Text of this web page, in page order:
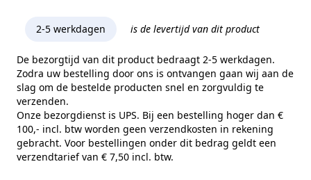
2-5 werkdagen is de levertijd van dit product
De bezorgtijd van dit product bedraagt 2-5 werkdagen.
Zodra uw bestelling door ons is ontvangen gaan wij aan de
slag om de bestelde producten snel en zorgvuldig te
verzenden.
Onze bezorgdienst is UPS. Bij een bestelling hoger dan €
100,- incl. btw worden geen verzendkosten in rekening
gebracht. Voor bestellingen onder dit bedrag geldt een
verzendtarief van € 7,50 incl. btw.